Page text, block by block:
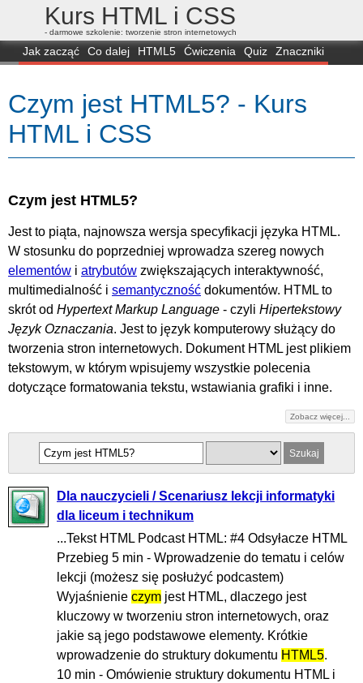
Kurs HTML i CSS
- darmowe szkolenie: tworzenie stron internetowych
Jak zacząć Co dalej HTML5 Ćwiczenia Quiz
Znaczniki
FAQ
Przeglądarki Mapa FORUM
Czym jest HTML5? - Kurs
HTML i CSS
Czym jest HTML5?
Jest to piąta, najnowsza wersja specyfikacji języka HTML.
W stosunku do poprzedniej wprowadza szereg nowych
elementów i atrybutów zwiększających interaktywność,
multimedialność i semantyczność dokumentów. HTML to
skrót od Hypertext Markup Language - czyli Hipertekstowy
Język Oznaczania. Jest to język komputerowy służący do
tworzenia stron internetowych. Dokument HTML jest plikiem
tekstowym, w którym wpisujemy wszystkie polecenia
dotyczące formatowania tekstu, wstawiania grafiki i inne.
Zobacz więcej...
Dla nauczycieli / Scenariusz lekcji informatyki
dla liceum i technikum
...Tekst HTML Podcast HTML: #4 Odsyłacze HTML
Przebieg 5 min - Wprowadzenie do tematu i celów
lekcji (możesz się posłużyć podcastem)
Wyjaśnienie czym jest HTML, dlaczego jest
kluczowy w tworzeniu stron internetowych, oraz
jakie są jego podstawowe elementy. Krótkie
wprowadzenie do struktury dokumentu HTML5.
10 min - Omówienie struktury dokumentu HTML i